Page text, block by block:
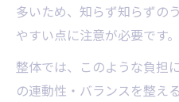
多いため、知らず知らずの
やすい点に注意が必要です。
整体では、このような負担
の連動性・バランスを整え